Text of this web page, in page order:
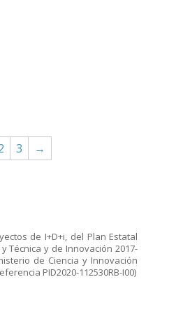
3 →
de I+D+i, del Plan Estatal
Técnica y de Innovación 2017-
de Ciencia y Innovación
PID2020-112530RB-I00)